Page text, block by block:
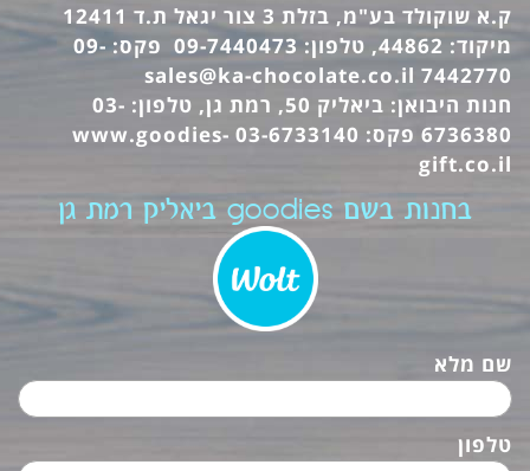
ק.א שוקולד בע"מ, בזלת 3 צור יגאל ת.ד 12411
מיקוד: 44862, טלפון: 09-7440473 פקס: 09-
7442770
sales@ka-chocolate.co.il
חנות היבואן: ביאליק 50, רמת גן, טלפון: 03-
6736380 פקס: 03-6733140
www.goodies-
gift.co.il
בחנות בשם goodies ביאליק רמת גן
שם מלא
טלפון